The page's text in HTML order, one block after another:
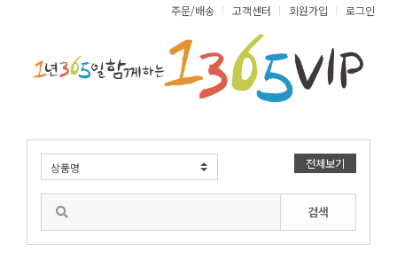
주문/배송 고객센터 회원가입 로그인
전체보기
검색